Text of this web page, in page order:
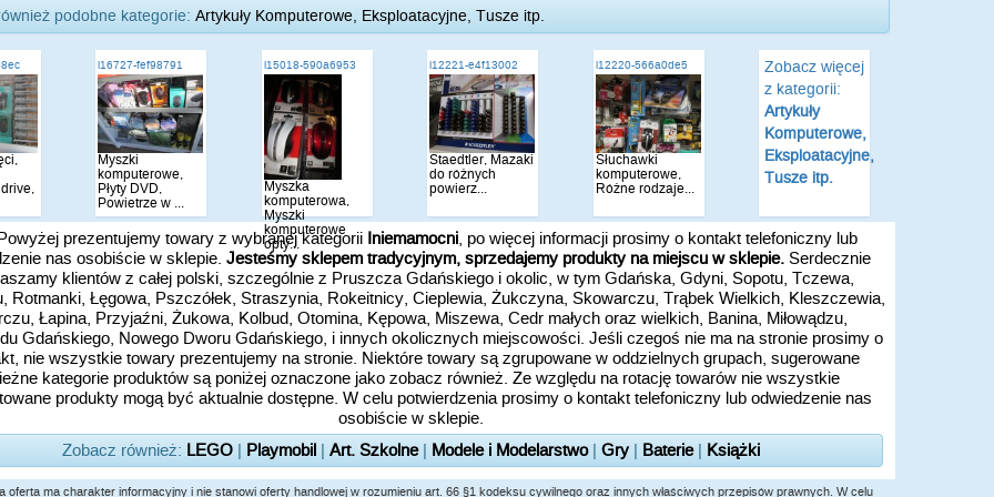
podobne kategorie: Artykuły Komputerowe, Eksploatacyjne, Tusze itp.
i16727-fef98791
Myszki
komputerowe,
Płyty DVD,
Powietrze w ...
i15018-590a6953
Myszka
komputerowa,
Myszki
komputerowe
opty...
i12221-e4f13002
Staedtler, Mazaki
do różnych
powierz...
i12220-566a0de5
Słuchawki
komputerowe,
Różne rodzaje...
Zobacz więcej
z kategorii:
Artykuły
Komputerowe,
Eksploatacyjne,
Tusze itp.
prezentujemy towary z wybranej kategorii Iniemamocni, po więcej informacji prosimy o kontakt telefoniczny lub
nas osobiście w sklepie. Jesteśmy sklepem tradycyjnym, sprzedajemy produkty na miejscu w sklepie.Serdecznie
klientów z całej polski, szczególnie z Pruszcza Gdańskiego i okolic, w tym Gdańska, Gdyni, Sopotu, Tczewa,
Rotmanki, Łęgowa, Pszczółek, Straszynia, Rokeitnicy, Cieplewia, Żukczyna, Skowarczu, Trąbek Wielkich, Kleszczewia,
Łapina, Przyjaźni, Żukowa, Kolbud, Otomina, Kępowa, Miszewa, Cedr małych oraz wielkich, Banina, Miłowądzu,
Gdańskiego, Nowego Dworu Gdańskiego, i innych okolicznych miejscowości. Jeśli czegoś nie ma na stronie prosimy o
nie wszystkie towary prezentujemy na stronie. Niektóre towary są zgrupowane w oddzielnych grupach, sugerowane
kategorie produktów są poniżej oznaczone jako zobacz również. Ze względu na rotację towarów nie wszystkie
produkty mogą być aktualnie dostępne. W celu potwierdzenia prosimy o kontakt telefoniczny lub odwiedzenie nas
osobiście w sklepie.
Zobacz również: LEGO| Playmobil| Art. Szkolne| Modele i Modelarstwo| Gry| Baterie| Książki
oferta ma charakter informacyjny i nie stanowi oferty handlowej w rozumieniu art. 66 §1 kodeksu cywilnego oraz innych właściwych przepisów prawnych. W celu